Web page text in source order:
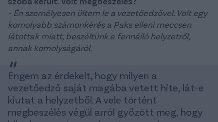
- Én személyesen ültem le a vezetőedzővel. Volt egy
komolyabb számonkérés a Paks elleni meccsen
látottak miatt, beszéltünk a fennálló helyzetről,
annak komolyságáról.
Engem az érdekelt, hogy milyen a
vezetőedző saját magába vetett hite, lát-e
kiutat a helyzetből. A vele történt
megbeszélés végül arról győzött meg, hogy